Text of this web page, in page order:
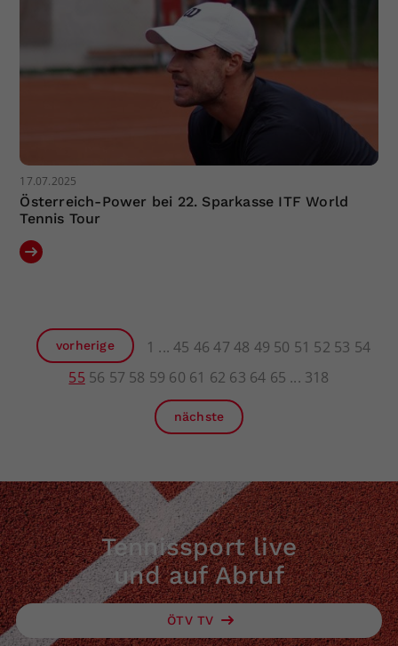
17.07.2025
Österreich-Power bei 22. Sparkasse ITF World
Tennis Tour
vorherige 1 45 46 47 48 49 50 51 52 53 54
55 56 57 58 59 60 61 62 63 64 65 318
nächste
Tennissport live
und auf Abruf
ÖTV TV